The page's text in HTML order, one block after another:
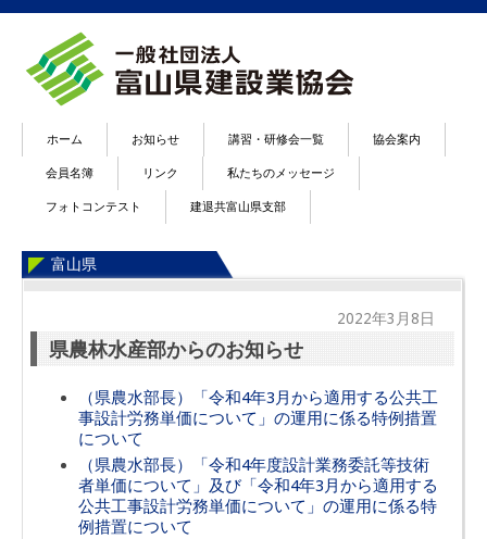
ホーム お知らせ 講習・研修会一覧 協会案内
会員名簿 リンク 私たちのメッセージ
フォトコンテスト 建退共富山県支部
富山県
2022年3月8日
県農林水産部からのお知らせ
（県農水部長）「令和4年3月から適用する公共工
事設計労務単価について」の運用に係る特例措置
について
（県農水部長）「令和4年度設計業務委託等技術
者単価について」及び「令和4年3月から適用する
公共工事設計労務単価について」の運用に係る特
例措置について